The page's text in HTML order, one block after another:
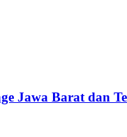
Jawa Barat dan